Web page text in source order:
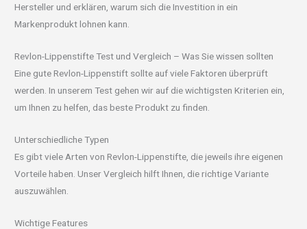
Hersteller und erklären, warum sich die Investition in ein
Markenprodukt lohnen kann.
Revlon-Lippenstifte Test und Vergleich – Was Sie wissen sollten
Eine gute Revlon-Lippenstift sollte auf viele Faktoren überprüft
werden. In unserem Test gehen wir auf die wichtigsten Kriterien ein,
um Ihnen zu helfen, das beste Produkt zu finden.
Unterschiedliche Typen
Es gibt viele Arten von Revlon-Lippenstifte, die jeweils ihre eigenen
Vorteile haben. Unser Vergleich hilft Ihnen, die richtige Variante
auszuwählen.
Wichtige Features